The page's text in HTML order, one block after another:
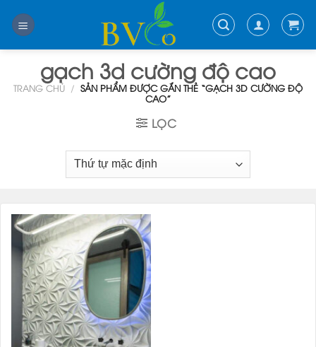
gạch 3d cường độ cao
TRANG CHỦ / SẢN PHẨM ĐƯỢC GẮN THẺ “GẠCH 3D CƯỜNG ĐỘ
CAO”
LỌC